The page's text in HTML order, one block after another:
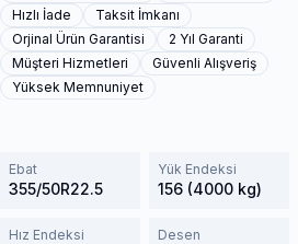
Hızlı İade
Taksit İmkanı
Orjinal Ürün Garantisi
2 Yıl Garanti
Müşteri Hizmetleri
Güvenli Alışveriş
Yüksek Memnuniyet
Ebat
355/50R22.5
Yük Endeksi
156 (4000 kg)
Hız Endeksi Desen